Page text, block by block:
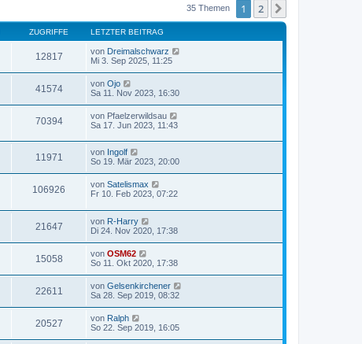
35 Themen 1 2
ZUGRIFFE LETZTER BEITRAG
12817 von Dreimalschwarz
Mi 3. Sep 2025, 11:25
41574 von Ojo
Sa 11. Nov 2023, 16:30
70394 von Pfaelzerwildsau
Sa 17. Jun 2023, 11:43
11971 von Ingolf
So 19. Mär 2023, 20:00
106926 von Satelismax
Fr 10. Feb 2023, 07:22
21647 von R-Harry
Di 24. Nov 2020, 17:38
15058 von OSM62
So 11. Okt 2020, 17:38
22611 von Gelsenkirchener
Sa 28. Sep 2019, 08:32
20527 von Ralph
So 22. Sep 2019, 16:05